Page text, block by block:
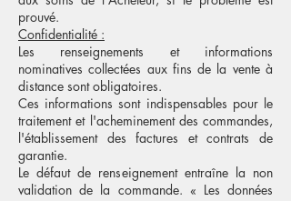
prouvé.
Confidentialité :
Les renseignements et informations
nominatives collectées aux fins de la vente à
distance sont obligatoires.
Ces informations sont indispensables pour le
traitement et l'acheminement des commandes,
l'établissement des factures et contrats de
garantie.
Le défaut de renseignement entraîne la non
validation de la commande. « Les données